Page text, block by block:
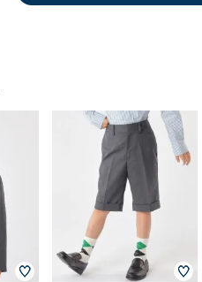
￥9,900
￥11,000
￥9,900
￥11,000
￥9,900
￥7,590